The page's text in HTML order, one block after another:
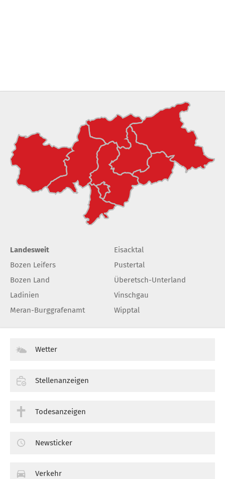
Landesweit
Bozen Leifers
Bozen Land
Ladinien
Meran-Burggrafenamt
Eisacktal
Pustertal
Überetsch-Unterland
Vinschgau
Wipptal
Wetter
Stellenanzeigen
Todesanzeigen
Newsticker
Verkehr